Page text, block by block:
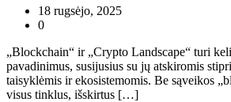
18 rugsėjo, 2025
0
„Blockchain“ ir „Crypto Landscape“ turi
pavadinimus, susijusius su jų atskiromis
taisyklėmis ir ekosistemomis. Be sąveikos
visus tinklus, išskirtus […]